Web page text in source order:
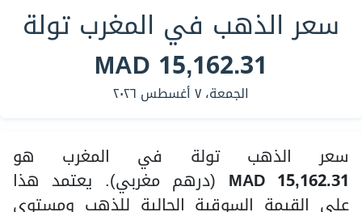
سعر الذهب في المغرب تولة
MAD 15,162.31
الجمعة، ٧ أغسطس ٢٠٢٦
سعر الذهب تولة في المغرب هو
MAD 15,162.31 (درهم مغربي). يعتمد هذا
على القيمة السوقية الحالية للذهب ومستوى